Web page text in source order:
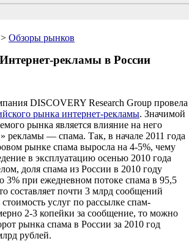
> Обзоры рынков
рекламы в России
DISCOVERY Research Group провела
рынка интернет-рекламы. Значимой
рынка является влияние на него
рекламы — спама. Так, в начале 2011 года
рынке спама выросла на 4-5%, чему
в эксплуатацию осенью 2010 года
доля спама из России в 2010 году
3% при ежедневном потоке спама в 95,5
составляет почти 3 млрд сообщений
услуг по рассылке спам-
2-3 копейки за сообщение, то можно
рынка спама в России за 2010 год
рублей.